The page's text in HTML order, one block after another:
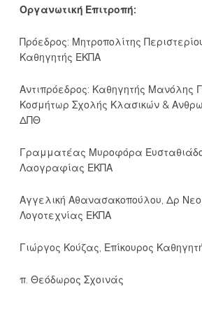
Οργανωτική Επιτροπή:
Πρόεδρος: Μητροπολίτης
Καθηγητής ΕΚΠΑ
Αντιπρόεδρος: Καθηγητής Μανόλης
Κοσμήτωρ Σχολής Κλασικών &
ΔΠΘ
Γραμματέας Μυροφόρα
Λαογραφίας ΕΚΠΑ
Αγγελική Αθανασακοπούλου, Δρ
Λογοτεχνίας ΕΚΠΑ
Γιώργος Κούζας, Επίκουρος
π. Θεόδωρος Σχοινάς